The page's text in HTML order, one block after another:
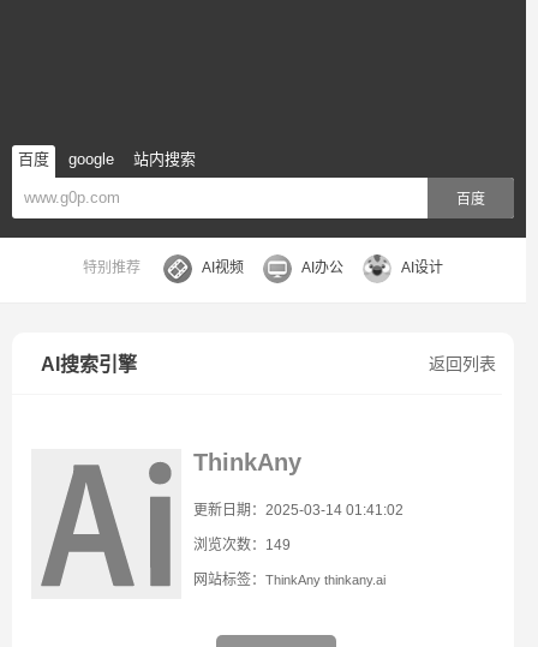
百度 google 站内搜索
百度
特别推荐 AI视频 AI办公 AI设计
返回列表
AI搜索引擎
ThinkAny
更新日期：2025-03-14 01:41:02
浏览次数：149
网站标签：ThinkAny thinkany.ai